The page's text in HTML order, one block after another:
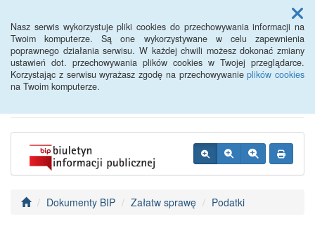
Nasz serwis wykorzystuje pliki cookies do przechowywania informacji na
Twoim komputerze. Są one wykorzystywane w celu zapewnienia
poprawnego działania serwisu. W każdej chwili możesz dokonać zmiany
ustawień dot. przechowywania plików cookies w Twojej przeglądarce.
Korzystając z serwisu wyrażasz zgodę na przechowywanieplików cookies
na Twoim komputerze.
Menu
BIP - Urząd Miejski
Wyśmierzyce
Dokumenty BIP Załatw sprawę Podatki